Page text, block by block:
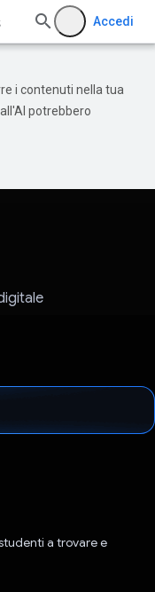
Accedi
i contenuti nella tua
potrebbero
a trovare e